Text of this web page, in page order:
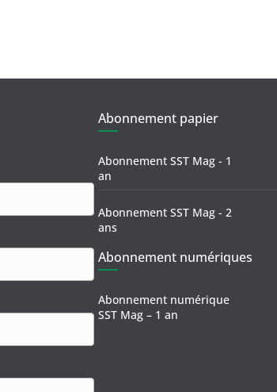
Abonnement papier
Abonnement SST Mag - 1
an
Abonnement SST Mag - 2
ans
Abonnement numériques
Abonnement numérique
SST Mag – 1 an